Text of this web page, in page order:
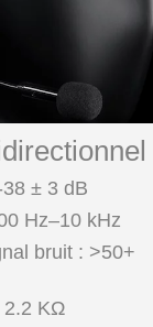
± 3 dB
Hz–10 kHz
bruit : >50+
2.2 KΩ